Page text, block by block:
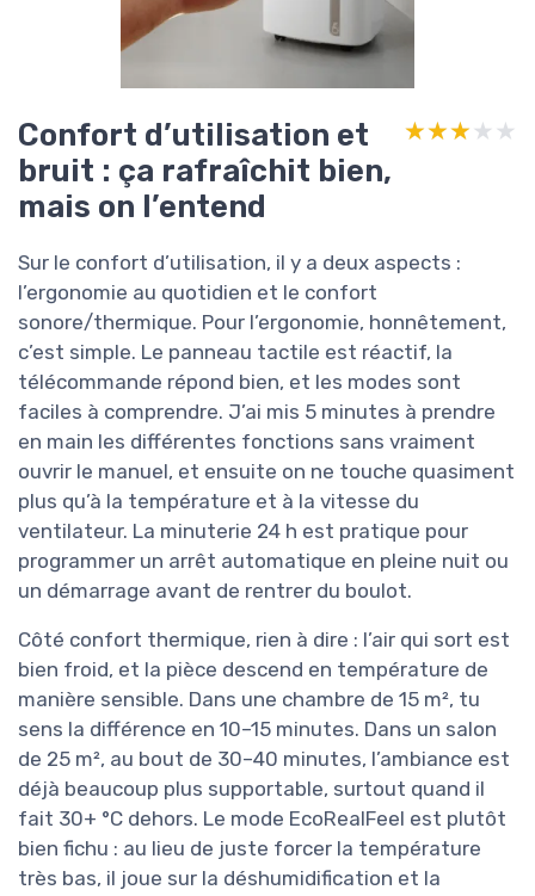
Confort d’utilisation et
bruit : ça rafraîchit bien,
mais on l’entend
★★★★★
★★★★★
Sur le confort d’utilisation, il y a deux aspects :
l’ergonomie au quotidien et le confort
sonore/thermique. Pour l’ergonomie, honnêtement,
c’est simple. Le panneau tactile est réactif, la
télécommande répond bien, et les modes sont
faciles à comprendre. J’ai mis 5 minutes à prendre
en main les différentes fonctions sans vraiment
ouvrir le manuel, et ensuite on ne touche quasiment
plus qu’à la température et à la vitesse du
ventilateur. La minuterie 24 h est pratique pour
programmer un arrêt automatique en pleine nuit ou
un démarrage avant de rentrer du boulot.
Côté confort thermique, rien à dire : l’air qui sort est
bien froid, et la pièce descend en température de
manière sensible. Dans une chambre de 15 m², tu
sens la différence en 10–15 minutes. Dans un salon
de 25 m², au bout de 30–40 minutes, l’ambiance est
déjà beaucoup plus supportable, surtout quand il
fait 30+ °C dehors. Le mode EcoRealFeel est plutôt
bien fichu : au lieu de juste forcer la température
très bas, il joue sur la déshumidification et la